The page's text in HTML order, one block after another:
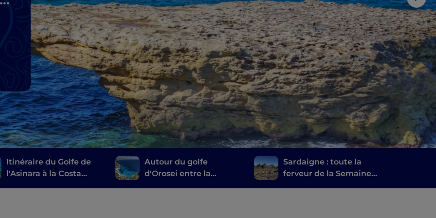
Itinéraire du Golfe de
l'Asinara à la Costa
Autour du golfe
d'Orosei entre la
Sardaigne : toute la
ferveur de la Semaine